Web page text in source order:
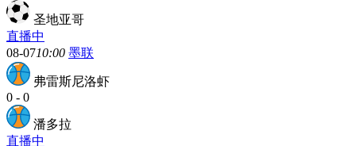
圣地亚哥
直播中
08-0710:00 墨联
弗雷斯尼洛虾
0 - 0
潘多拉
直播中